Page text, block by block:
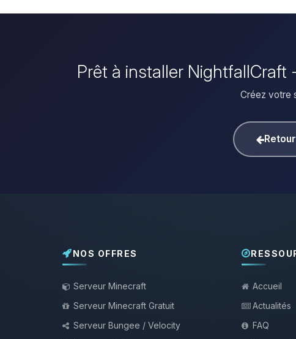
Prêt à installer NightfallCraft
Créez votre
NOS OFFRES
Serveur Minecraft
Serveur Minecraft Gratuit
Serveur Bungee / Velocity
Accueil
Actualités
FAQ